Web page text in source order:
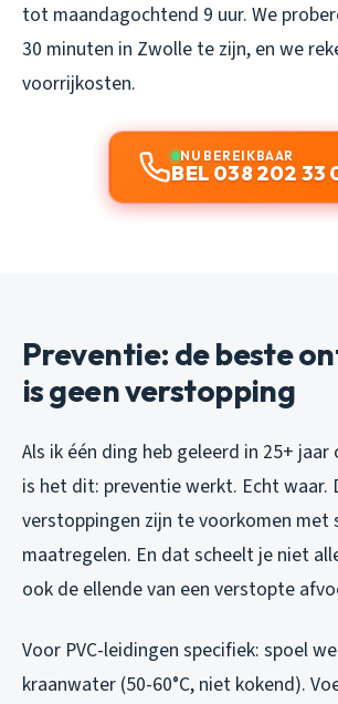
tot maandagochtend 9 uur. We
30 minuten in Zwolle te zijn, en we
voorrijkosten.
NU BEREIKBAAR
BEL 038 202 33
Preventie: de beste
is geen verstopping
Als ik één ding heb geleerd in 25+
is het dit: preventie werkt. Echt waar.
verstoppingen zijn te voorkomen met
maatregelen. En dat scheelt je niet
ook de ellende van een verstopte
Voor PVC-leidingen specifiek: spoel
kraanwater (50-60°C, niet kokend).